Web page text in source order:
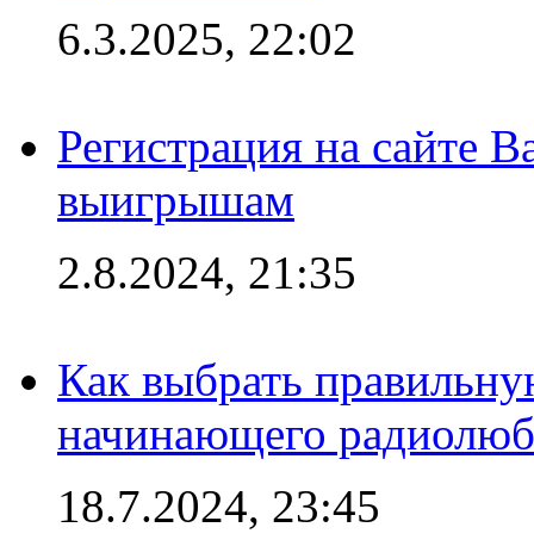
6.3.2025, 22:02
Регистрация на сайте
выигрышам
2.8.2024, 21:35
Как выбрать
начинающего
18.7.2024, 23:45